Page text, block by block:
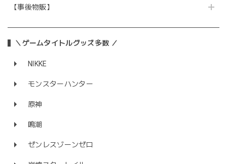
【事後物販】
＼ゲームタイトルグッズ多数 ／
NIKKE
モンスターハンター
原神
鳴潮
ゼンレスゾーンゼロ